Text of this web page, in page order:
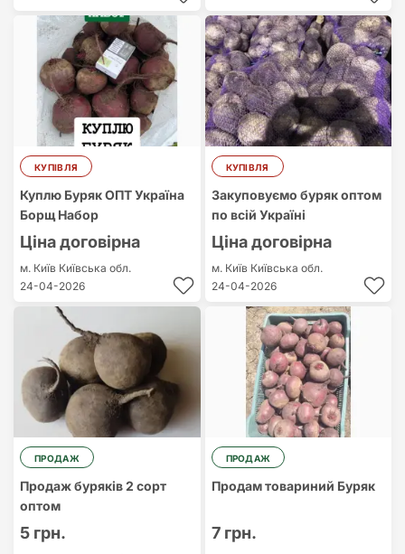
КУПІВЛЯ
Куплю Буряк ОПТ Україна
Борщ Набор
Ціна договірна
м. Київ Київська обл.
24-04-2026
КУПІВЛЯ
Закуповуємо буряк оптом
по всій Україні
Ціна договірна
м. Київ Київська обл.
24-04-2026
ПРОДАЖ
Продаж буряків 2 сорт
оптом
5 грн.
ПРОДАЖ
Продам товариний Буряк
7 грн.